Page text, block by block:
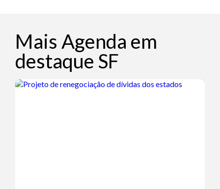
Mais Agenda em
destaque SF